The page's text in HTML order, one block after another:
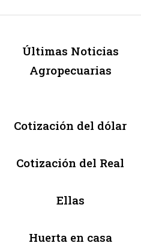
Últimas Noticias
Agropecuarias
Cotización del dólar
Cotización del Real
Ellas
Huerta en casa